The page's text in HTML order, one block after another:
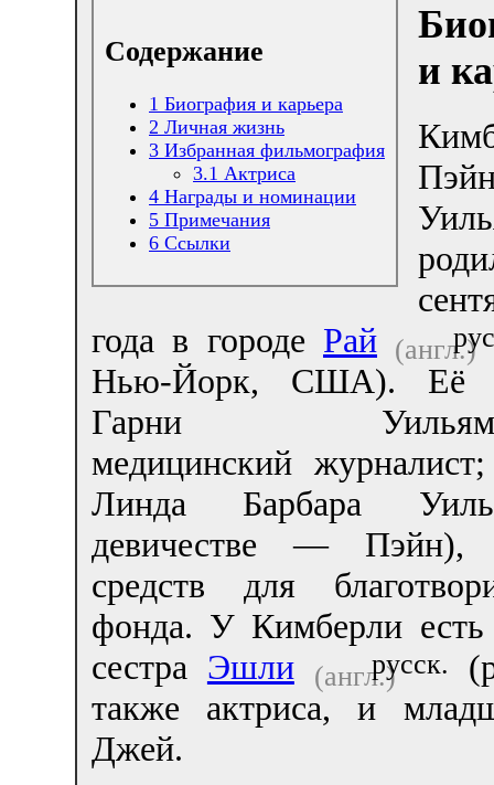
Содержание
1 Биография и карьера
2 Личная жизнь
3 Избранная фильмография
3.1 Актриса
4 Награды и номинации
5 Примечания
6 Ссылки
и
года в городе Рай (англ.)
Нью-Йорк, США). Её
Гарни Уильямс-
медицинский
Линда Барбара
девичестве — Пэйн),
средств для
фонда. У Кимберли
сестра Эшли (англ.)русск.
также актриса, и
Джей.